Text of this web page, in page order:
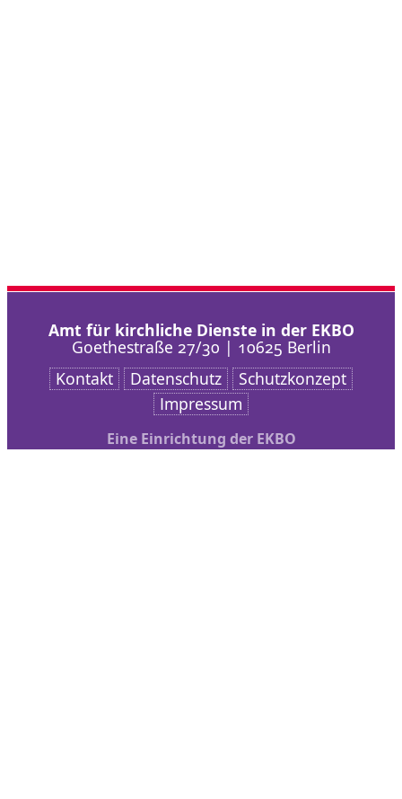
Amt für kirchliche Dienste in der EKBO
Goethestraße 27/30 | 10625 Berlin
Kontakt
Datenschutz
Schutzkonzept
Impressum
Eine Einrichtung der EKBO